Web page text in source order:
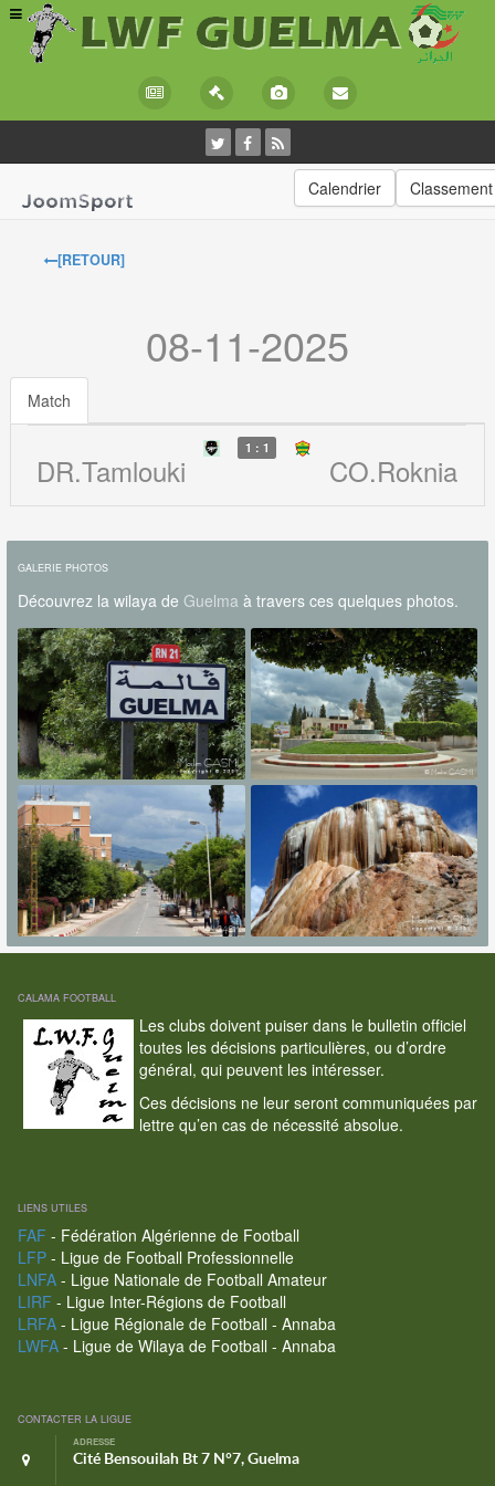
Calendrier Classement
[RETOUR]
08-11-2025
Match
DR.Tamlouki
1 : 1
CO.Roknia
GALERIE PHOTOS
Découvrez la wilaya de Guelma à travers ces quelques photos.
CALAMA FOOTBALL
Les clubs doivent puiser dans le bulletin officiel
toutes les décisions particulières, ou d’ordre
général, qui peuvent les intéresser.
Ces décisions ne leur seront communiquées par
lettre qu’en cas de nécessité absolue.
LIENS UTILES
FAF - Fédération Algérienne de Football
LFP- Ligue de Football Professionnelle
LNFA- Ligue Nationale de Football Amateur
LIRF - Ligue Inter-Régions de Football
LRFA- Ligue Régionale de Football - Annaba
LWFA- Ligue de Wilaya de Football - Annaba
CONTACTER LA LIGUE
ADRESSE
Cité Bensouilah Bt 7 N°7, Guelma